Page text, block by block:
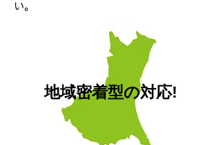
い。
地域密着型の対応!